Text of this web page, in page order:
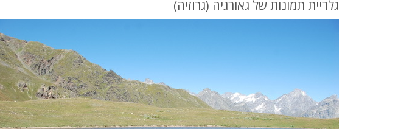
גלריית תמונות של גאורגיה (גרוזיה)